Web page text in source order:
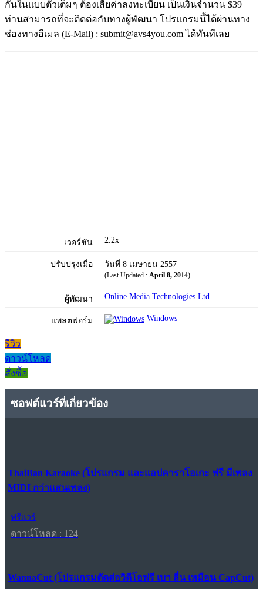
กันในแบบตัวเต็มๆ ต้องเสียค่าลงทะเบียน เป็นเงินจำนวน $39
ท่านสามารถที่จะติดต่อกับทางผู้พัฒนา โปรแกรมนี้ได้ผ่านทาง
ช่องทางอีเมล (E-Mail) : submit@avs4you.com ได้ทันทีเลย
เวอร์ชัน 2.2x
ปรับปรุงเมื่อ วันที่ 8 เมษายน 2557
(Last Updated : April 8, 2014)
ผู้พัฒนา Online Media Technologies Ltd.
แพลตฟอร์ม Windows
รีวิว
ดาวน์โหลด
สั่งซื้อ
ซอฟต์แวร์ที่เกี่ยวข้อง
ThaiBan Karaoke (โปรแกรม และแอปคาราโอเกะ ฟรี มีเพลง
MIDI กว่าแสนเพลง)
ฟรีแวร์
ดาวน์โหลด : 124
WannaCut (โปรแกรมตัดต่อวิดีโอฟรี เบา ลื่น เหมือน CapCut)